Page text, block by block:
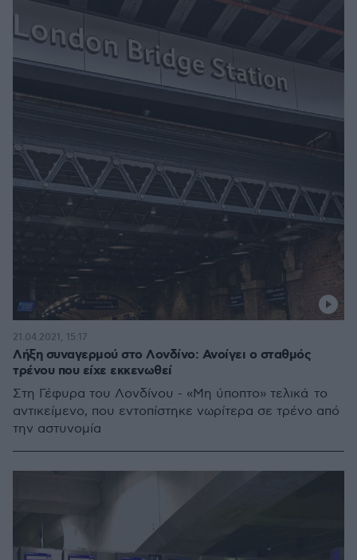
Λήξη συναγερμού στο Λονδίνο: Ανοίγει ο σταθμός
τρένου που είχε εκκενωθεί
Στη Γέφυρα του Λονδίνου - «Μη ύποπτο» τελικά το
αντικείμενο, που εντοπίστηκε νωρίτερα σε τρένο από
την αστυνομία
21.04.2021, 15:17